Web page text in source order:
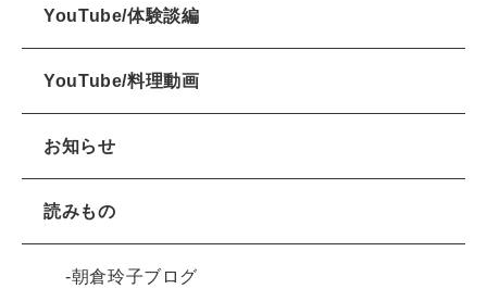
YouTube/体験談編
YouTube/料理動画
お知らせ
読みもの
朝倉玲子ブログ